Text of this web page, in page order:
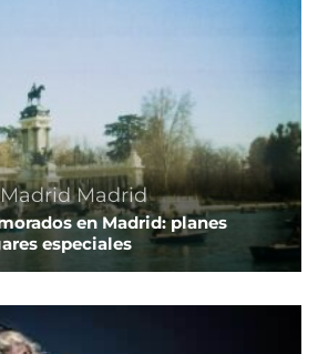
Madrid
en Madrid: planes
especiales